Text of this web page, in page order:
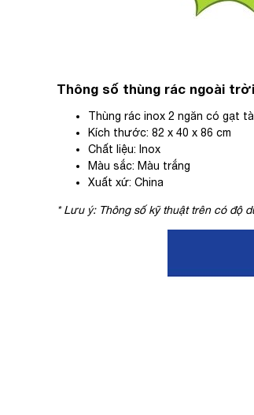
Thông số thùng rác ngoài
Thùng rác inox 2 ngăn có gạt
Kích thước: 82 x 40 x 86 cm
Chất liệu: Inox
Màu sắc: Màu trắng
Xuất xứ: China
* Lưu ý: Thông số kỹ thuật trên có độ